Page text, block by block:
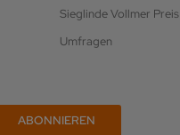
Sieglinde Vollmer Preis
Umfragen